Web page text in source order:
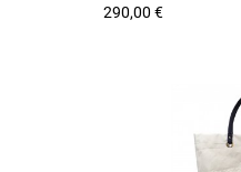
Prix
290,00 €